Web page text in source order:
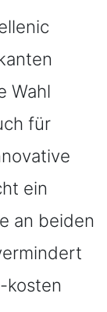
Wahl
für
ein
an beiden
kosten